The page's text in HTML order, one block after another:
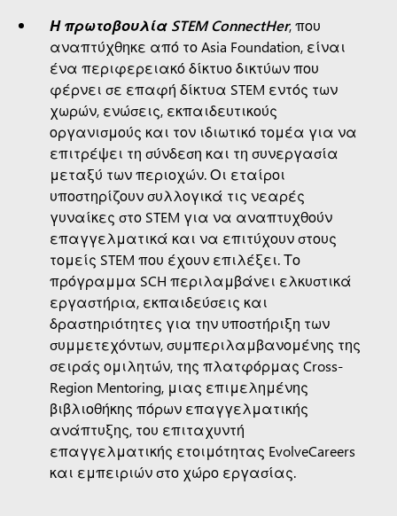
Η πρωτοβουλία STEM ConnectHer, που
αναπτύχθηκε από το Asia Foundation, είναι
ένα περιφερειακό δίκτυο δικτύων που
φέρνει σε επαφή δίκτυα STEM εντός των
χωρών, ενώσεις, εκπαιδευτικούς
οργανισμούς και τον ιδιωτικό τομέα για να
επιτρέψει τη σύνδεση και τη συνεργασία
μεταξύ των περιοχών. Οι εταίροι
υποστηρίζουν συλλογικά τις νεαρές
γυναίκες στο STEM για να αναπτυχθούν
επαγγελματικά και να επιτύχουν στους
τομείς STEM που έχουν επιλέξει. Το
πρόγραμμα SCH περιλαμβάνει ελκυστικά
εργαστήρια, εκπαιδεύσεις και
δραστηριότητες για την υποστήριξη των
συμμετεχόντων, συμπεριλαμβανομένης της
σειράς ομιλητών, της πλατφόρμας Cross-
Region Mentoring, μιας επιμελημένης
βιβλιοθήκης πόρων επαγγελματικής
ανάπτυξης, του επιταχυντή
επαγγελματικής ετοιμότητας EvolveCareers
και εμπειριών στο χώρο εργασίας.